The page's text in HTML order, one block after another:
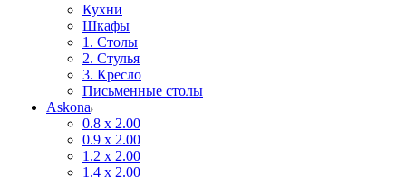
Кухни
Шкафы
1. Столы
2. Стулья
3. Кресло
Письменные столы
Askona
0.8 х 2.00
0.9 х 2.00
1.2 х 2.00
1.4 х 2.00